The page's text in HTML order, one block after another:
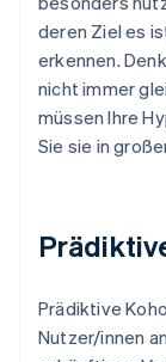
deren Ziel es
erkennen.
nicht immer
müssen Ihre
Sie sie in
Prädiktive
Nutzer/innen